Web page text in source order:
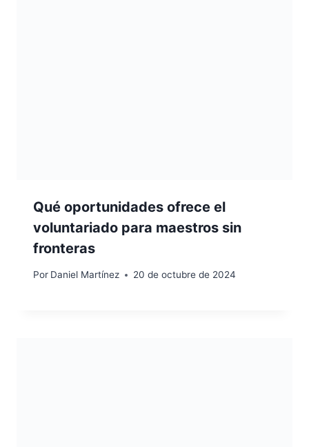
Qué oportunidades ofrece el
voluntariado para maestros sin
fronteras
Por Daniel Martínez 20 de octubre de 2024